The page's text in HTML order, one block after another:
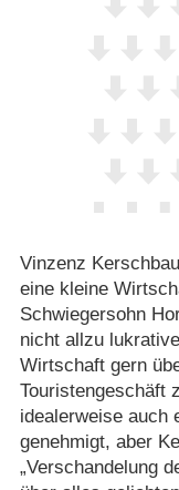
Vinzenz
eine kleine
Schwiegersohn
nicht allzu
Wirtschaft gern
Touristengeschäft
idealerweise auch
genehmigt, aber
„Verschandelung